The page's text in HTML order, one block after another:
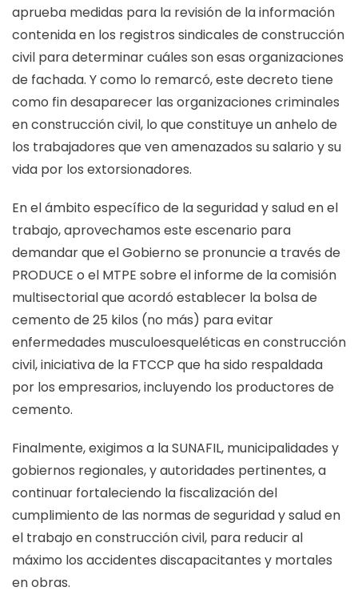
aprueba medidas para la revisión de la información
contenida en los registros sindicales de construcción
civil para determinar cuáles son esas organizaciones
de fachada. Y como lo remarcó, este decreto tiene
como fin desaparecer las organizaciones criminales
en construcción civil, lo que constituye un anhelo de
los trabajadores que ven amenazados su salario y su
vida por los extorsionadores.
En el ámbito específico de la seguridad y salud en el
trabajo, aprovechamos este escenario para
demandar que el Gobierno se pronuncie a través de
PRODUCE o el MTPE sobre el informe de la comisión
multisectorial que acordó establecer la bolsa de
cemento de 25 kilos (no más) para evitar
enfermedades musculoesqueléticas en construcción
civil, iniciativa de la FTCCP que ha sido respaldada
por los empresarios, incluyendo los productores de
cemento.
Finalmente, exigimos a la SUNAFIL, municipalidades y
gobiernos regionales, y autoridades pertinentes, a
continuar fortaleciendo la fiscalización del
cumplimiento de las normas de seguridad y salud en
el trabajo en construcción civil, para reducir al
máximo los accidentes discapacitantes y mortales
en obras.